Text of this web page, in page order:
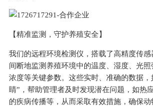
【精准监测，守护养殖安全】
我们的远程环境检测仪，搭载了高精度传
间断地监测养殖环境中的温度、湿度、光
浓度等关键参数。这些实时、准确的数据，
睛”，帮助管理者及时发现潜在问题，如热
的疾病传播等，从而采取有效措施，确保动